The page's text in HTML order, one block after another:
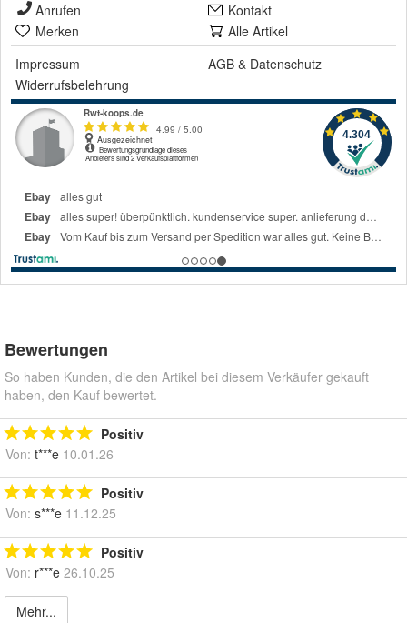
Anrufen
Kontakt
Merken
Alle Artikel
Impressum
AGB & Datenschutz
Widerrufsbelehrung
Bewertungen
So haben Kunden, die den Artikel bei diesem Verkäufer gekauft
haben, den Kauf bewertet.
Positiv
Von: t***e 10.01.26
Positiv
Von: s***e 11.12.25
Positiv
Von: r***e 26.10.25
Mehr...